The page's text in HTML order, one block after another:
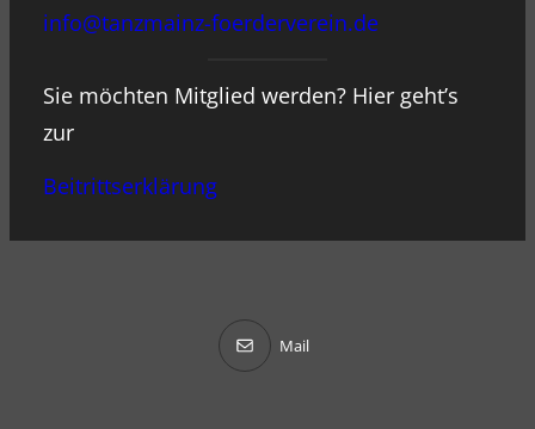
info@tanzmainz-foerderverein.de
Sie möchten Mitglied werden? Hier geht’s
zur
Beitrittserklärung
Mail